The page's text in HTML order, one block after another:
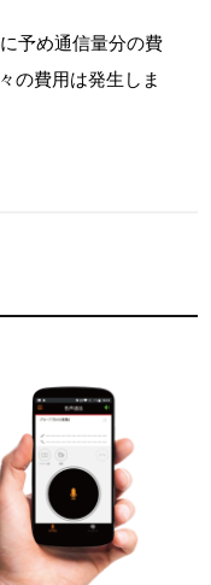
予め通信量分の費
の費用は発生しま